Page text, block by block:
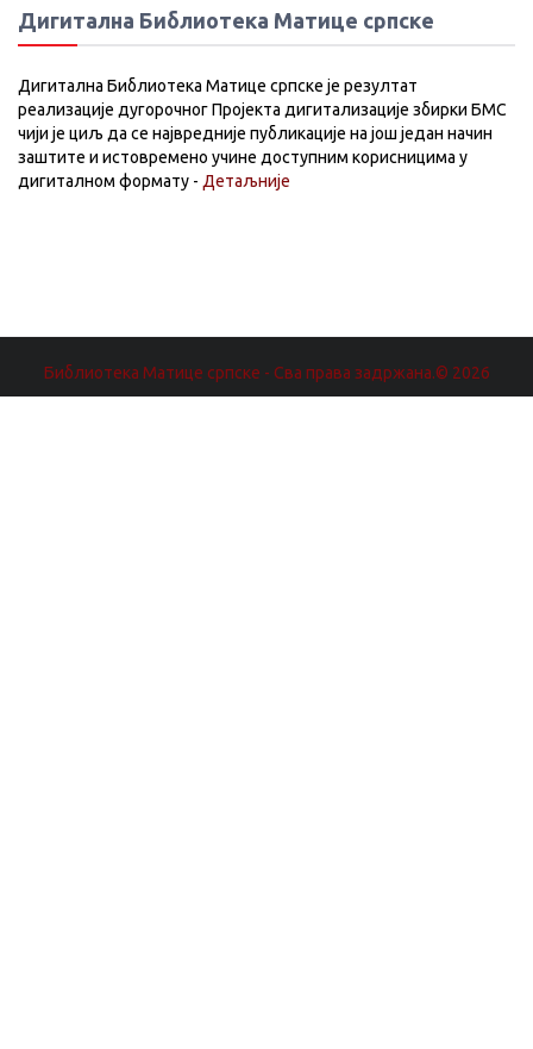
Дигитална Библиотека Матице српске
Дигитална Библиотека Матице српске је резултат
реализације дугорочног Пројекта дигитализације збирки БМС
чији је циљ да се највредније публикације на још један начин
заштите и истовремено учине доступним корисницима у
дигиталном формату - Детаљније
Библиотека Матице српске - Сва права задржана.© 2026